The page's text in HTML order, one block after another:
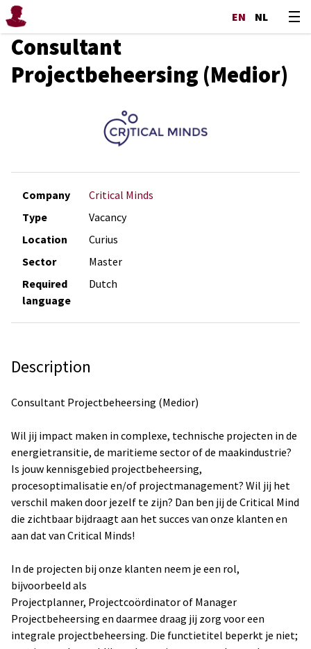
EN NL
Consultant
Projectbeheersing (Medior)
Company
Critical Minds
Type
Vacancy
Location
Curius
Sector
Master
Required
language
Dutch
Description
Consultant Projectbeheersing (Medior)
Wil jij impact maken in complexe, technische projecten in de
energietransitie, de maritieme sector of de maakindustrie?
Is jouw kennisgebied projectbeheersing,
procesoptimalisatie en/of projectmanagement? Wil jij het
verschil maken door jezelf te zijn? Dan ben jij de Critical Mind
die zichtbaar bijdraagt aan het succes van onze klanten en
aan dat van Critical Minds!
In de projecten bij onze klanten neem je een rol,
bijvoorbeeld als
Projectplanner, Projectcoördinator of Manager
Projectbeheersing en daarmee draag jij zorg voor een
integrale projectbeheersing. Die functietitel beperkt je niet;